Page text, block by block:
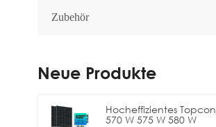
Zubehör
Neue Produkte
Hocheffizientes Topcon
570 W 575 W 580 W